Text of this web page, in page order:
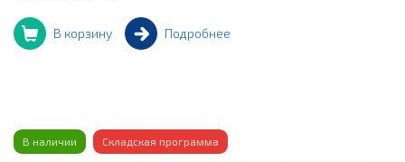
В корзину Подробнее
В наличии Складская программа